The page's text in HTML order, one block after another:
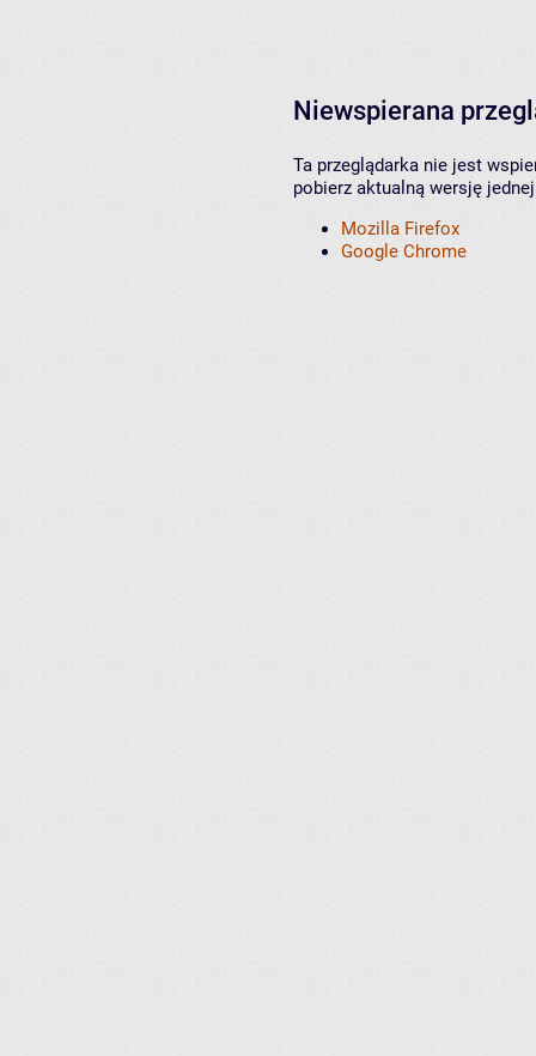
Niewspierana
Ta przeglądarka nie jest
pobierz aktualną wersję
Mozilla Firefox
Google Chrome